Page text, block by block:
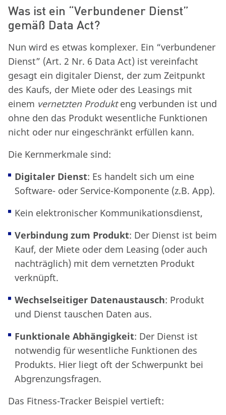
Was ist ein “Verbundener Dienst”
gemäß Data Act?
Nun wird es etwas komplexer. Ein “verbundener
Dienst” (Art. 2 Nr. 6 Data Act) ist vereinfacht
gesagt ein digitaler Dienst, der zum Zeitpunkt
des Kaufs, der Miete oder des Leasings mit
einem vernetzten Produkteng verbunden ist und
ohne den das Produkt wesentliche Funktionen
nicht oder nur eingeschränkt erfüllen kann.
Die Kernmerkmale sind:
Digitaler Dienst: Es handelt sich um eine
Software- oder Service-Komponente (z.B. App).
Kein elektronischer Kommunikationsdienst,
Verbindung zum Produkt: Der Dienst ist beim
Kauf, der Miete oder dem Leasing (oder auch
nachträglich) mit dem vernetzten Produkt
verknüpft.
Wechselseitiger Datenaustausch: Produkt
und Dienst tauschen Daten aus.
Funktionale Abhängigkeit: Der Dienst ist
notwendig für wesentliche Funktionen des
Produkts. Hier liegt oft der Schwerpunkt bei
Abgrenzungsfragen.
Das Fitness-Tracker Beispiel vertieft: